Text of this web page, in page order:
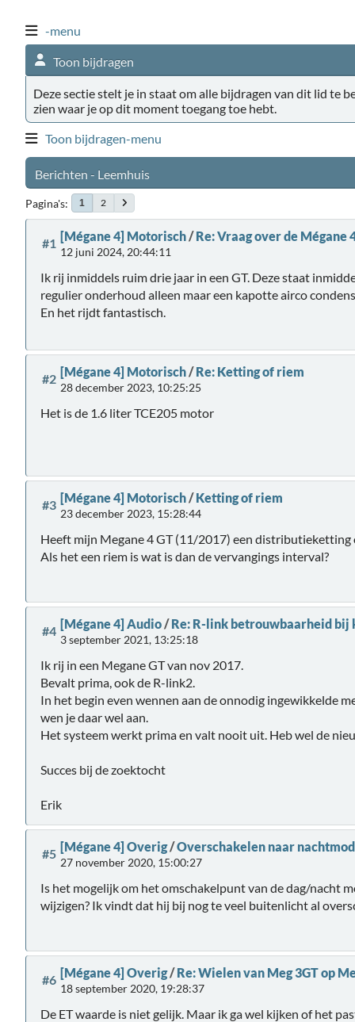
-menu
Toon bijdragen
Deze sectie stelt je in staat om alle bijdragen van dit lid te
zien waar je op dit moment toegang toe hebt.
Toon bijdragen-menu
Berichten - Leemhuis
Pagina's 1 2
#1 [Mégane 4] Motorisch/Re: Vraag over de Mégane
12 juni 2024, 20:44:11
Ik rij inmiddels ruim drie jaar in een GT. Deze staat
regulier onderhoud alleen maar een kapotte airco
En het rijdt fantastisch.
#2 [Mégane 4] Motorisch/Re: Ketting of riem
28 december 2023, 10:25:25
Het is de 1.6 liter TCE205 motor
#3 [Mégane 4] Motorisch/Ketting of riem
23 december 2023, 15:28:44
Heeft mijn Megane 4 GT (11/2017) een
Als het een riem is wat is dan de vervangings interval?
#4 [Mégane 4] Audio/Re: R-link betrouwbaarheid bij
3 september 2021, 13:25:18
Ik rij in een Megane GT van nov 2017.
Bevalt prima, ook de R-link2.
In het begin even wennen aan de onnodig ingewikkelde
wen je daar wel aan.
Het systeem werkt prima en valt nooit uit. Heb wel de
Succes bij de zoektocht
Erik
#5 [Mégane 4] Overig/Overschakelen naar
27 november 2020, 15:00:27
Is het mogelijk om het omschakelpunt van de dag/nacht
wijzigen? Ik vindt dat hij bij nog te veel buitenlicht al
#6 [Mégane 4] Overig/Re: Wielen van Meg 3GT op
18 september 2020, 19:28:37
De ET waarde is niet gelijk. Maar ik ga wel kijken of het